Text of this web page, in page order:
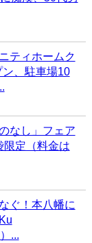
ティホームク
ン、駐車場10
なし」フェア
限定（料金は
ぐ！本八幡に
...